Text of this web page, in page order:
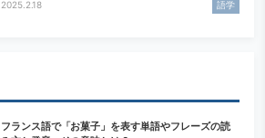
2025.2.18 語学
フランス語で「お菓子」を表す単語やフレーズの読